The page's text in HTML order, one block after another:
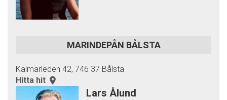
MARINDEPÅN BÅLSTA
Kalmarleden 42, 746 37 Bålsta
Hitta hit room
Lars Ålund